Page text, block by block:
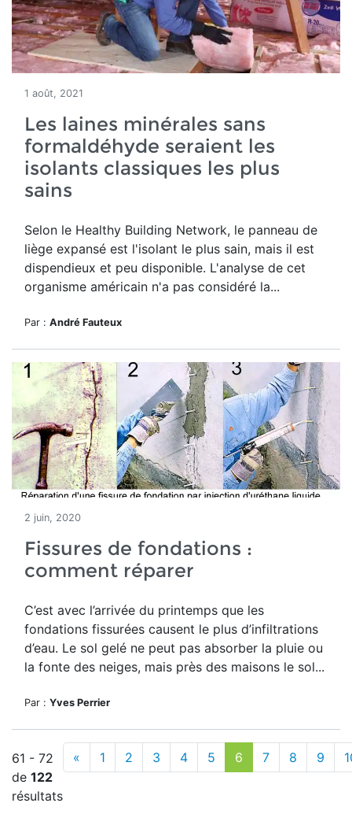
1 août, 2021
Les laines minérales sans
formaldéhyde seraient les
isolants classiques les plus
sains
Selon le Healthy Building Network, le panneau de
liège expansé est l'isolant le plus sain, mais il est
dispendieux et peu disponible. L'analyse de cet
organisme américain n'a pas considéré la...
Par : André Fauteux
2 juin, 2020
Fissures de fondations :
comment réparer
C’est avec l’arrivée du printemps que les
fondations fissurées causent le plus d’infiltrations
d’eau. Le sol gelé ne peut pas absorber la pluie ou
la fonte des neiges, mais près des maisons le sol...
Par : Yves Perrier
61 - 72
de 122
résultats
« 1 2 3 4 5 6 7 8 9